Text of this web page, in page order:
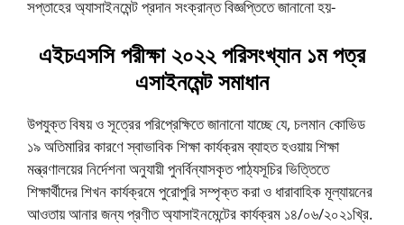
সপ্তাহের অ্যাসাইনমেন্ট প্রদান সংক্রান্ত বিজ্ঞপ্তিতে জানানো হয়-
এইচএসসি পরীক্ষা ২০২২ পরিসংখ্যান ১ম পত্র
এসাইনমেন্ট সমাধান
উপযুক্ত বিষয় ও সূত্রের পরিপ্রেক্ষিতে জানানাে যাচ্ছে যে, চলমান কোভিড
১৯ অতিমারির কারণে স্বাভাবিক শিক্ষা কার্যক্রম ব্যাহত হওয়ায় শিক্ষা
মন্ত্রণালয়ের নির্দেশনা অনুযায়ী পুনর্বিন্যাসকৃত পাঠ্যসূচির ভিত্তিতে
শিক্ষার্থীদের শিখন কার্যক্রমে পুরােপুরি সম্পৃক্ত করা ও ধারাবাহিক মূল্যায়নের
আওতায় আনার জন্য প্রণীত অ্যাসাইনমেন্টের কার্যক্রম ১৪/০৬/২০২১খ্রি.